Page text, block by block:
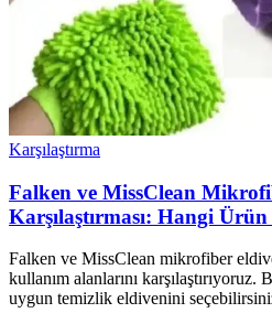
Karşılaştırma
Falken ve MissClean
Karşılaştırması: Hangi
Falken ve MissClean mikrofiber
kullanım alanlarını karşılaştırıyoruz.
uygun temizlik eldivenini